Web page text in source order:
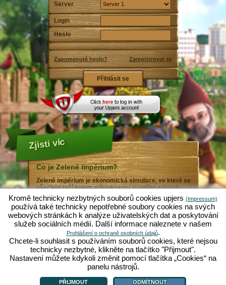
Server
Login
Heslo
Zapomenuté heslo? Zaregistrovat se
Zjisti víc
Co je Zelené impérium?
Zelené impérium je ekonomická simulace, ve které se
všechno točí kolem mikrokosmu zvaného zahrada.
Tato bezplatná webová hra funguje kompletně ve tvém
webovém prohlížeči, bez dodatečných stahování nebo
instalování softwaru! V roli zahradního trpaslíka si v
Zeleném impériu vytvoříš svůj vlastní malý zahradní
ráj. Setí, sázení, zalévání, sklízení: Můžeš si vybírat z
nejrůznějších druhů ovoce a zeleniny: Rajčata, cibule,
jahody nebo raději mrkev a salát? Navštiv město
Zelená dolina, abys mohl/a obchodovat s jinými hráči,
koupit nové rostliny nebo zahradní dekoraci, splnit
přání tvých zákazníků a snaž se vždy o udržení
dobrého sousedství - nebo se ti může stát, že ti nějaký
jiný zahrádkář pošle do tvých záhonů krtka...
Co je Zelené impérium?|Příběh |Pravidla|Ochrana osobních údajů
Spravovat cookies
Kromě technicky nezbytných souborů cookies upjers (Impressum)
používá také technicky nepotřebné soubory cookies na svých
webových stránkách k analýze uživatelských dat a poskytování
služeb sociálních médií. Další informace naleznete v našem
Prohlášení o ochraně osobních údajů.
Chcete-li souhlasit s používáním souborů cookies, které nejsou
technicky nezbytné, klikněte na tlačítko "Přijmout".
Nastavení můžete kdykoli změnit pomocí tlačítka „Cookies“ na
panelu nástrojů.
PŘIJMOUT ODMÍTNOUT